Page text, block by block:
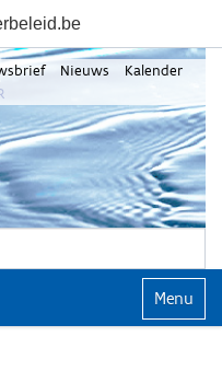
Nieuws
Kalender
Klap